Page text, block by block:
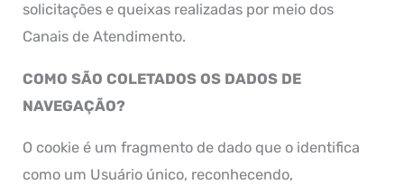
solicitações e queixas realizadas por meio dos
Canais de Atendimento.
COMO SÃO COLETADOS OS DADOS DE
NAVEGAÇÃO?
O cookie é um fragmento de dado que o identifica
como um Usuário único, reconhecendo,